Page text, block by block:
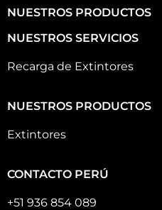
NUESTROS PRODUCTOS
NUESTROS SERVICIOS
Recarga de Extintores
NUESTROS PRODUCTOS
Extintores
CONTACTO PERÚ
+51 936 854 089